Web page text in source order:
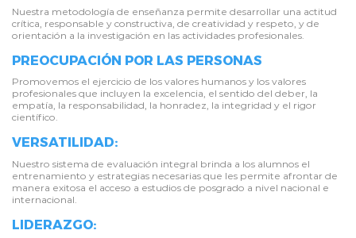
Nuestra metodología de enseñanza permite desarrollar una actitud
crítica, responsable y constructiva, de creatividad y respeto, y de
orientación a la investigación en las actividades profesionales.
PREOCUPACIÓN POR LAS PERSONAS
Promovemos el ejercicio de los valores humanos y los valores
profesionales que incluyen la excelencia, el sentido del deber, la
empatía, la responsabilidad, la honradez, la integridad y el rigor
científico.
VERSATILIDAD:
Nuestro sistema de evaluación integral brinda a los alumnos el
entrenamiento y estrategias necesarias que les permite afrontar de
manera exitosa el acceso a estudios de posgrado a nivel nacional e
internacional.
LIDERAZGO: